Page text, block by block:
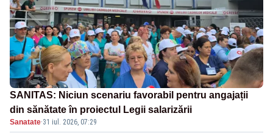
SANITAS: Niciun scenariu favorabil pentru angajații
din sănătate în proiectul Legii salarizării
Sanatate·31 iul. 2026, 07:29